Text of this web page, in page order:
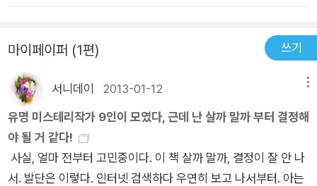
홍색 연구'와 관련이 있냐면....그냥 제목만 따왔다. 어쨌든 이 제
목은 이야기와 꼭 들어맞는다. 아리스가와 아리스다운 서정성까
지 포함해서. 학생 시리즈에서야 공평한 단서를 전제로 독자에의
도전을 하기도 했지만 이건 작가 아리스 시리즈니까......그래도
아리스가와 아리스는 꽤 공평한 단서를 줬을 것 같다. 나는 미스
터리를 읽을 때면 이야기와 같이 흘러가는 타입이라서 확신은 못
하겠지만 말이다
히무라 히데오는 자신의 수업을 듣는 학생 기지마 아케미로부터
2년 전의 살인사건을 해결해달라는 의뢰를 받는다. 그 날 새벽 아
리스의 집으로 히무라를 찾는 전화가 오고, '오랑제 유히가오카 8
06호로 가라'는 정체불명의 지시를 받는다. 히무라와 아리스는 8
06호에서 2년 전 사건의 관계자였던 아케미 외삼촌의 시체를 발
견한다. 히무라는 맨션에 들어가기 전 스쳐지나간 인물에 대해 경
찰에 진술하고, 용의자가 된 그는 기묘한 증언을 하는데....... <
주홍색 연구>의 서두를 보고 막연히 연속살인이 나올 거라고 생
각했는데 몇 년 전의 살인사건들이라 깜짝 놀랐다. 아케미가 15
마이페이퍼 (1편) 쓰기
서니데이 2013-01-12
유명 미스테리작가 9인이 모였다, 근데 난 살까 말까 부터 결정해
야 될 거 같다!
사실, 얼마 전부터 고민중이다. 이 책 살까 말까, 결정이 잘 안 나
서. 발단은 이렇다. 인터넷 검색하다 우연히 보고 나서부터. 아는